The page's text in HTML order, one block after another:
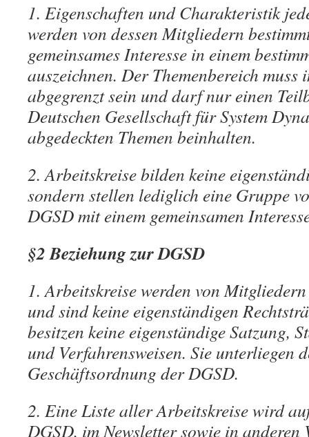
1. Eigenschaften und Charakteristik
werden von dessen Mitgliedern
gemeinsames Interesse in einem
auszeichnen. Der Themenbereich
abgegrenzt sein und darf nur einen
Deutschen Gesellschaft für System
abgedeckten Themen beinhalten.
2. Arbeitskreise bilden keine
sondern stellen lediglich eine Gruppe
DGSD mit einem gemeinsamen
§2 Beziehung zur DGSD
1. Arbeitskreise werden von
und sind keine eigenständigen
besitzen keine eigenständige Satzung,
und Verfahrensweisen. Sie unterliegen
Geschäftsordnung der DGSD.
2. Eine Liste aller Arbeitskreise wird
DGSD, im Newsletter sowie in anderen